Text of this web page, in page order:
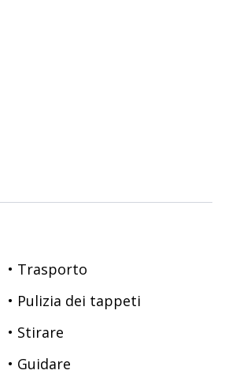
• Trasporto
• Pulizia dei tappeti
• Stirare
• Guidare